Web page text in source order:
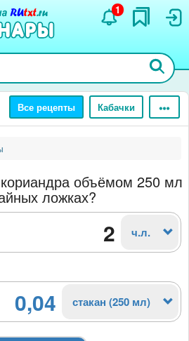
1
Все рецепты Кабачки
объёмом 250 мл
ложках?
ч.л.
0,04 стакан (250 мл)